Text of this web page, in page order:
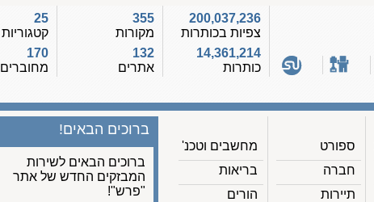
200,037,236
צפיות בכותרות
14,361,214
כותרות
355
מקורות
132
אתרים
25
קטגוריות
170
מחוברים
ספורט
חברה
תיירות
מחשבים וטכנ'
בריאות
הורים
ברוכים הבאים!
ברוכים הבאים לשירות
המבזקים החדש של אתר
"פרש"!